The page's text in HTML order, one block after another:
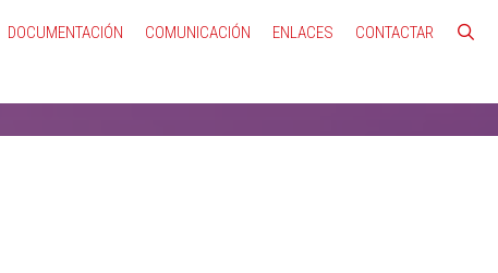
DOCUMENTACIÓN COMUNICACIÓN ENLACES CONTACTAR